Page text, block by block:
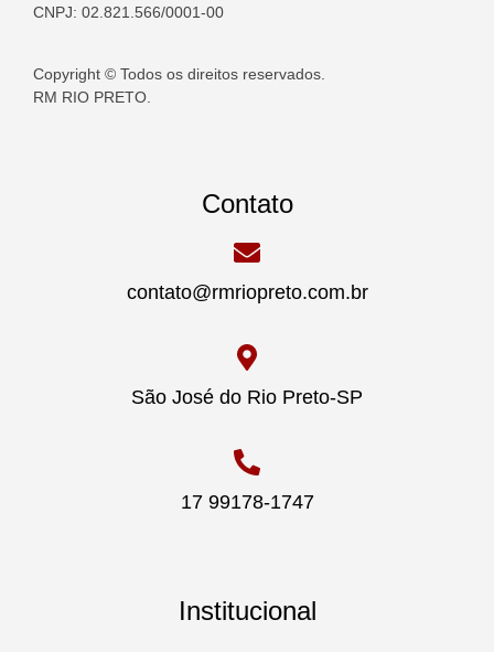
CNPJ: 02.821.566/0001-00
Copyright © Todos os direitos reservados.
RM RIO PRETO.
Contato
contato@rmriopreto.com.br
São José do Rio Preto-SP
17 99178-1747
Institucional